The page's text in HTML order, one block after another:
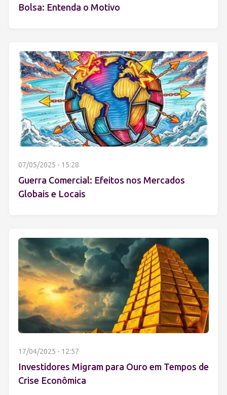
Bolsa: Entenda o Motivo
07/05/2025 - 15:28
Guerra Comercial: Efeitos nos Mercados
Globais e Locais
17/04/2025 - 12:57
Investidores Migram para Ouro em Tempos de
Crise Econômica